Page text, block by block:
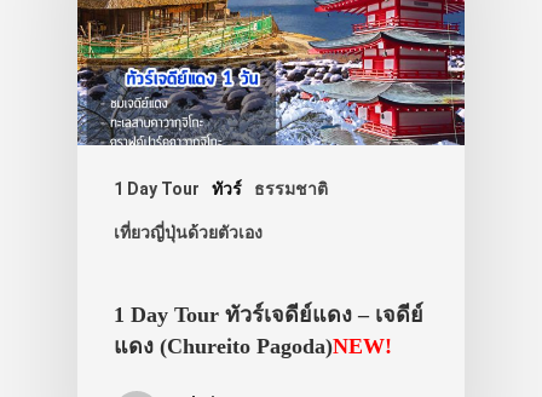
1 Day Tour ทัวร์ ธรรมชาติ
เที่ยวญี่ปุ่นด้วยตัวเอง
1 Day Tour ทัวร์เจดีย์แดง – เจดีย์
แดง (Chureito Pagoda)NEW!